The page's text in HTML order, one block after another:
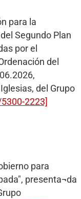
para la
Segundo Plan
por el
del
del Grupo
2223]
para
presenta¬da